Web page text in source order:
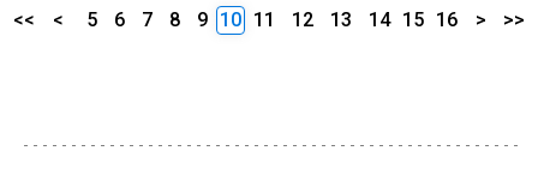
<< < 5 6 7 8 9 10 11 12 13 14 15 16 > >>